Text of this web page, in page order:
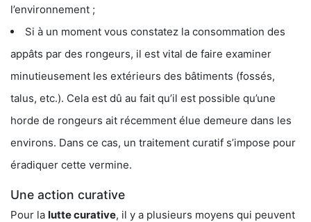
l’environnement ;
Si à un moment vous constatez la consommation des
appâts par des rongeurs, il est vital de faire examiner
minutieusement les extérieurs des bâtiments (fossés,
talus, etc.). Cela est dû au fait qu’il est possible qu’une
horde de rongeurs ait récemment élue demeure dans les
environs. Dans ce cas, un traitement curatif s’impose pour
éradiquer cette vermine.
Une action curative
Pour la lutte curative, il y a plusieurs moyens qui peuvent